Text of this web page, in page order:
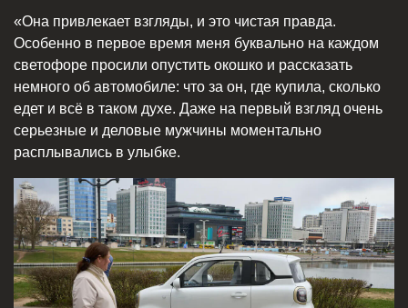
«Она привлекает взгляды, и это чистая правда.
Особенно в первое время меня буквально на каждом
светофоре просили опустить окошко и рассказать
немного об автомобиле: что за он, где купила, сколько
едет и всё в таком духе. Даже на первый взгляд очень
серьезные и деловые мужчины моментально
расплывались в улыбке.